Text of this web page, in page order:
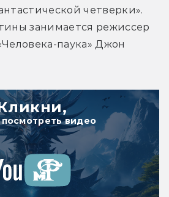
четверки».
занимается режиссер
паука» Джон
видео